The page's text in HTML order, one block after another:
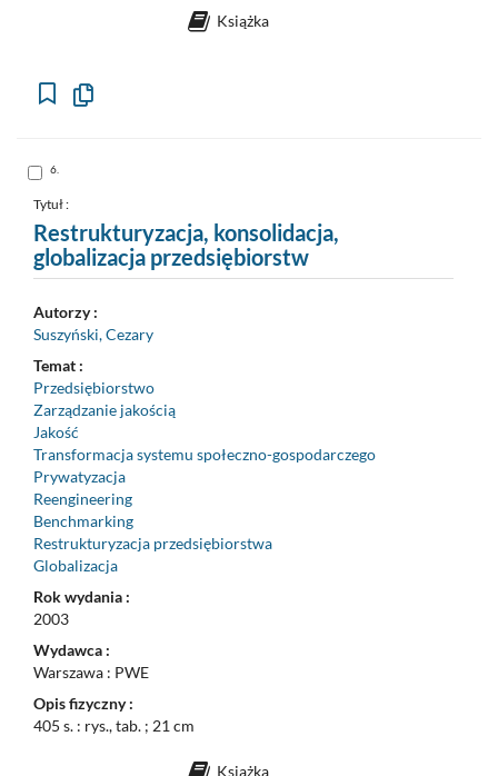
Książka
Kopiuj
Skocz
do
nr
6
6.
Tytuł :
Restrukturyzacja, konsolidacja,
globalizacja przedsiębiorstw
Autorzy :
Suszyński, Cezary
Temat :
Przedsiębiorstwo
Zarządzanie jakością
Jakość
Transformacja systemu społeczno-gospodarczego
Prywatyzacja
Reengineering
Benchmarking
Restrukturyzacja przedsiębiorstwa
Globalizacja
Rok wydania :
2003
Wydawca :
Warszawa : PWE
Opis fizyczny :
405 s. : rys., tab. ; 21 cm
Książka